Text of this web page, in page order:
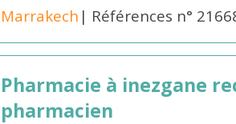
Marrakech | Références n°
Pharmacie à inezgane
pharmacien